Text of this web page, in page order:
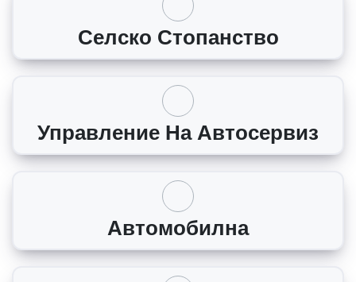
Селско Стопанство
Управление На Автосервиз
Автомобилна